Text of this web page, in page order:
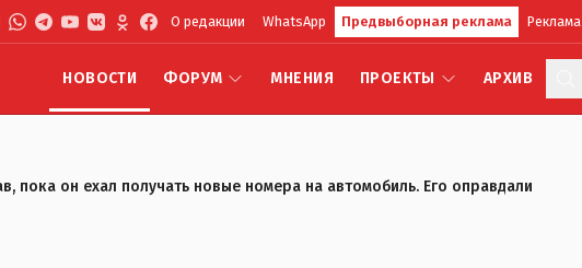
О редакции WhatsApp Предвыборная реклама Реклама
НОВОСТИ ФОРУМ МНЕНИЯ ПРОЕКТЫ АРХИВ
пока он ехал получать новые номера на автомобиль. Его оправдали